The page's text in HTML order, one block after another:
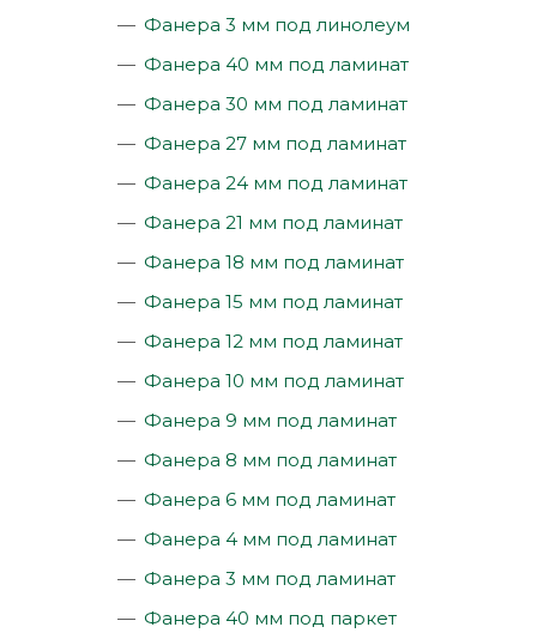
Фанера 3 мм под линолеум
Фанера 40 мм под ламинат
Фанера 30 мм под ламинат
Фанера 27 мм под ламинат
Фанера 24 мм под ламинат
Фанера 21 мм под ламинат
Фанера 18 мм под ламинат
Фанера 15 мм под ламинат
Фанера 12 мм под ламинат
Фанера 10 мм под ламинат
Фанера 9 мм под ламинат
Фанера 8 мм под ламинат
Фанера 6 мм под ламинат
Фанера 4 мм под ламинат
Фанера 3 мм под ламинат
Фанера 40 мм под паркет